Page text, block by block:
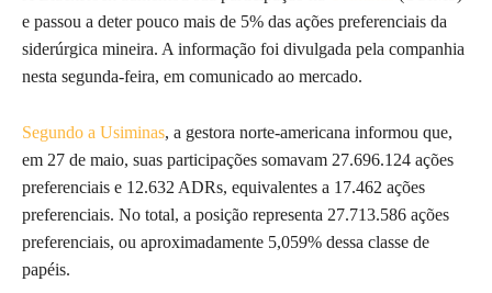
e passou a deter pouco mais de 5% das ações preferenciais da
siderúrgica mineira. A informação foi divulgada pela companhia
nesta segunda-feira, em comunicado ao mercado.
Segundo a Usiminas, a gestora norte-americana informou que,
em 27 de maio, suas participações somavam 27.696.124 ações
preferenciais e 12.632 ADRs, equivalentes a 17.462 ações
preferenciais. No total, a posição representa 27.713.586 ações
preferenciais, ou aproximadamente 5,059% dessa classe de
papéis.